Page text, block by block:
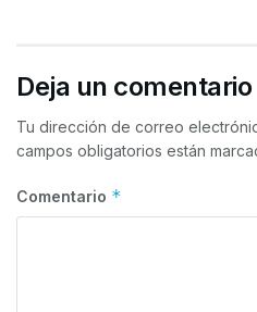
Deja un comentario
Tu dirección de correo
campos obligatorios están
Comentario *